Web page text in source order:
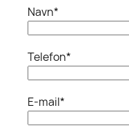
Navn*
Telefon*
E-mail*